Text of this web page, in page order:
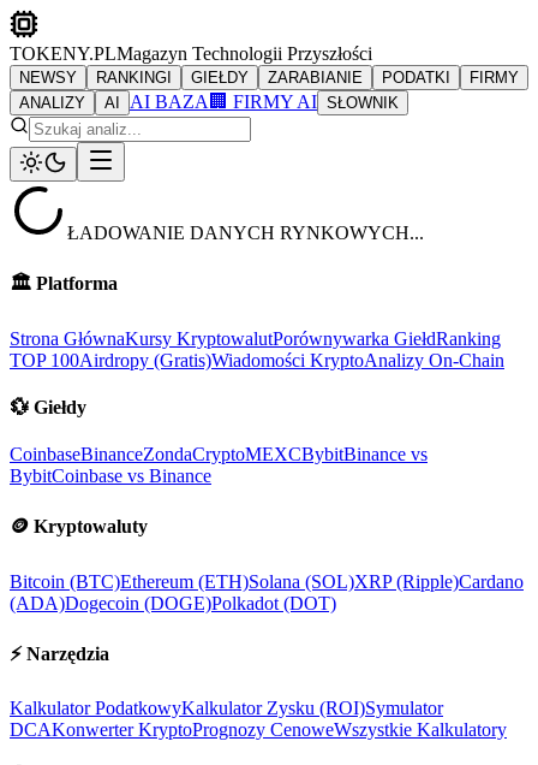
TOKENY.PLMagazyn Technologii Przyszłości
NEWSY RANKINGI GIEŁDY ZARABIANIE PODATKI
FIRMY
ANALIZY
AI AI BAZA 🏢 FIRMY AI SŁOWNIK
ŁADOWANIE DANYCH RYNKOWYCH...
🏛️ Platforma
Strona GłównaKursy KryptowalutPorównywarka GiełdRanking
TOP 100Airdropy (Gratis)Wiadomości KryptoAnalizy On-Chain
💱 Giełdy
CoinbaseBinanceZondaCryptoMEXCBybitBinance vs
BybitCoinbase vs Binance
🪙 Kryptowaluty
Bitcoin (BTC)Ethereum (ETH)Solana (SOL)XRP (Ripple)Cardano
(ADA)Dogecoin (DOGE)Polkadot (DOT)
⚡ Narzędzia
Kalkulator PodatkowyKalkulator Zysku (ROI)Symulator
DCAKonwerter KryptoPrognozy CenoweWszystkie Kalkulatory